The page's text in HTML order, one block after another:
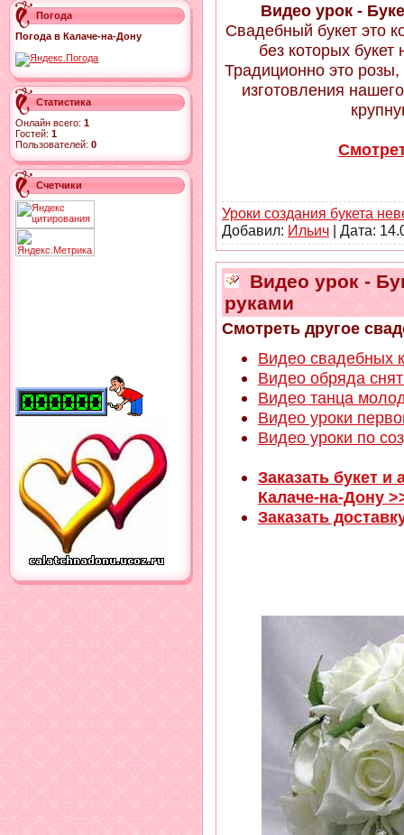
Погода
Погода в Калаче-на-Дону
Статистика
Онлайн всего: 1
Гостей: 1
Пользователей: 0
Счетчики
Видео урок -
Свадебный букет это
без которых
Традиционно это
изготовления
Уроки создания букета
Добавил: Ильич | Дата:
Видео урок -
руками
Смотреть другое
Видео свадебных
Видео обряда
Видео танца
Видео уроки
Видео уроки по
Заказать букет
Калаче-на-Дону
Заказать